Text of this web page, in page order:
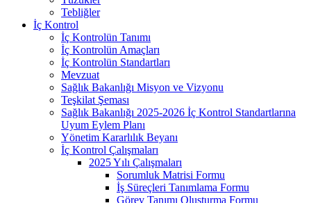
Tebliğler
İç Kontrol
İç Kontrolün Tanımı
İç Kontrolün Amaçları
İç Kontrolün Standartları
Mevzuat
Sağlık Bakanlığı Misyon ve Vizyonu
Teşkilat Şeması
Sağlık Bakanlığı 2025-2026 İç Kontrol Standartlarına
Uyum Eylem Planı
Yönetim Kararlılık Beyanı
İç Kontrol Çalışmaları
2025 Yılı Çalışmaları
Sorumluk Matrisi Formu
İş Süreçleri Tanımlama Formu
Görev Tanımı Oluşturma Formu